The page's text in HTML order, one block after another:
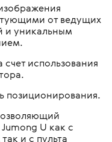
от ведущих
и уникальным
счет использования
позиционирования.
U как с
и с пульта